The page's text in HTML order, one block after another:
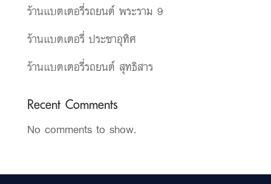
ร้านแบตเตอรี่รถยนต์ พระราม 9
ร้านแบตเตอรี่ ประชาอุทิศ
ร้านแบตเตอรี่รถยนต์ สุทธิสาร
Recent Comments
No comments to show.